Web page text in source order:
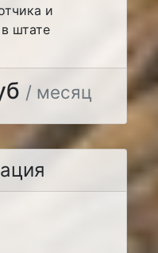
и
штате
/ месяц